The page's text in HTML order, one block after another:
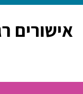
אישורים